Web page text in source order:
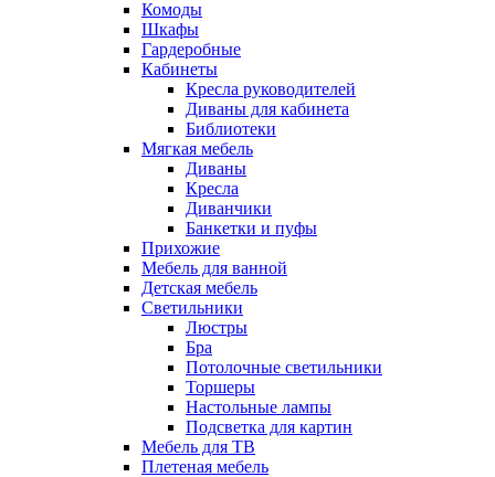
Комоды
Шкафы
Гардеробные
Кабинеты
Кресла руководителей
Диваны для кабинета
Библиотеки
Мягкая мебель
Диваны
Кресла
Диванчики
Банкетки и пуфы
Прихожие
Мебель для ванной
Детская мебель
Светильники
Люстры
Бра
Потолочные светильники
Торшеры
Настольные лампы
Подсветка для картин
Мебель для ТВ
Плетеная мебель